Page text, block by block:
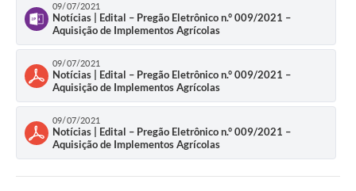
09/07/2021
Notícias | Edital – Pregão Eletrônico n.° 009/2021 –
Aquisição de Implementos Agrícolas
09/07/2021
Notícias | Edital – Pregão Eletrônico n.° 009/2021 –
Aquisição de Implementos Agrícolas
09/07/2021
Notícias | Edital – Pregão Eletrônico n.° 009/2021 –
Aquisição de Implementos Agrícolas